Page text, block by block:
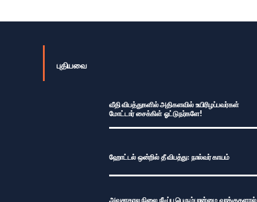
புதியவை
வீதி விபத்துகளில் அதிகளவில் உயிரிழப்பவர்கள்
மோட்டார் சைக்கிள் ஓட்டுநர்களே!
ஹோட்டல் ஒன்றில் தீ விபத்து: நால்வர் காயம்